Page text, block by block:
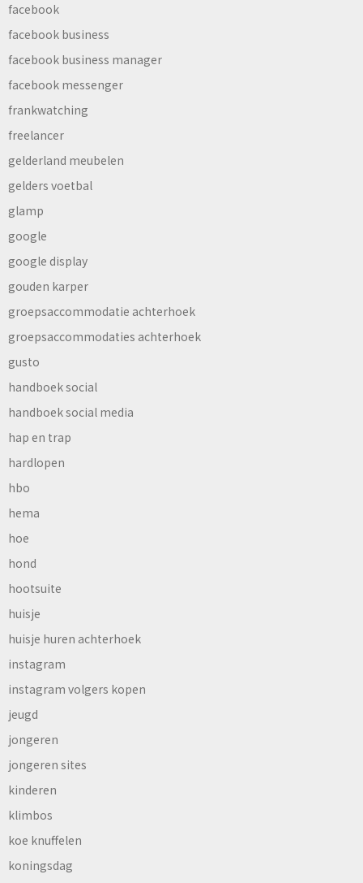
facebook
facebook business
facebook business manager
facebook messenger
frankwatching
freelancer
gelderland meubelen
gelders voetbal
glamp
google
google display
gouden karper
groepsaccommodatie achterhoek
groepsaccommodaties achterhoek
gusto
handboek social
handboek social media
hap en trap
hardlopen
hbo
hema
hoe
hond
hootsuite
huisje
huisje huren achterhoek
instagram
instagram volgers kopen
jeugd
jongeren
jongeren sites
kinderen
klimbos
koe knuffelen
koningsdag